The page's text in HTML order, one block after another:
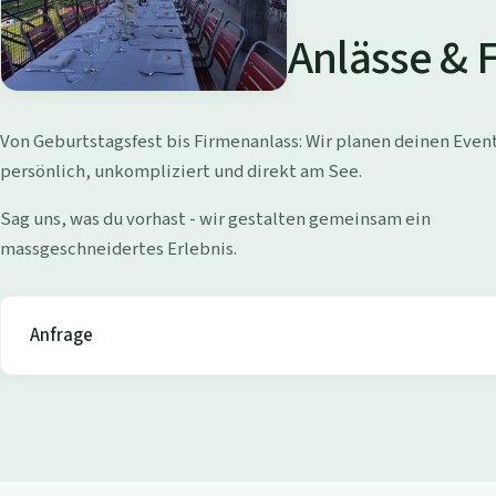
d
i
W
o
l
l
i
s
Anlässe &
Von Geburtstagsfest bis Firmenanlass: Wir planen deinen
persönlich, unkompliziert und direkt am See.
Sag uns, was du vorhast - wir gestalten gemeinsam ein
massgeschneidertes Erlebnis.
Anfrage